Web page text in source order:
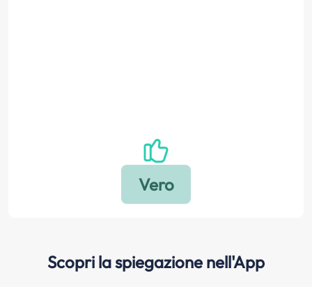
Scopri la spiegazione nell'App